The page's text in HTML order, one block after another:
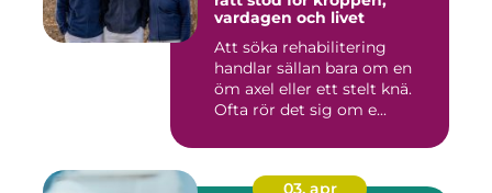
vardagen och livet
Att söka rehabilitering
handlar sällan bara om en
öm axel eller ett stelt knä.
Ofta rör det sig om e...
03. apr